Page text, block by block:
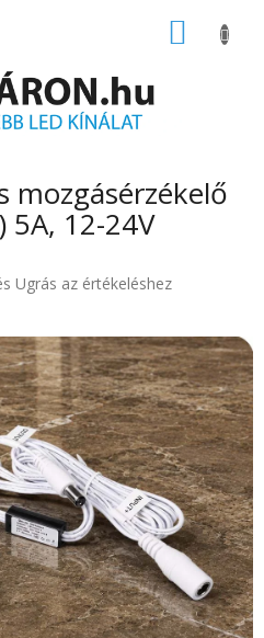
KOSÁR
mozgásérzékelő
5A, 12-24V
Ugrás az értékeléshez